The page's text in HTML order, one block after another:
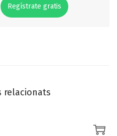
Regístrate gratis
relacionats